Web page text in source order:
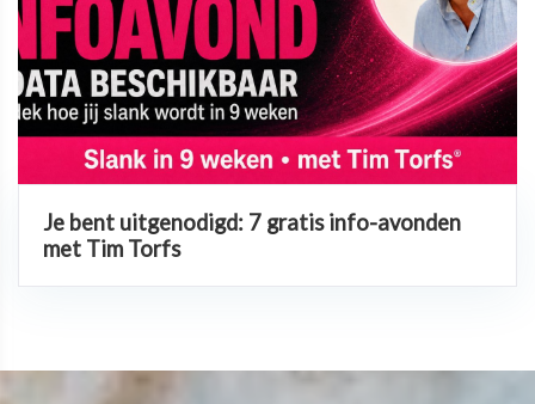
Je bent uitgenodigd: 7 gratis info-avonden
met Tim Torfs